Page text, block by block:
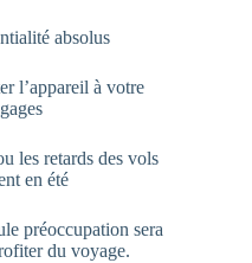
absolus
l’appareil à votre
les retards des vols
en été
préoccupation sera
du voyage.